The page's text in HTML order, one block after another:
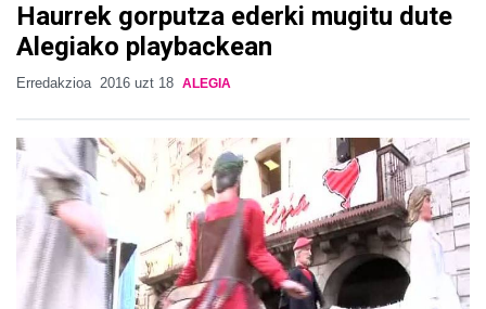
Haurrek gorputza ederki mugitu dute
Alegiako playbackean
Erredakzioa 2016 uzt 18 ALEGIA